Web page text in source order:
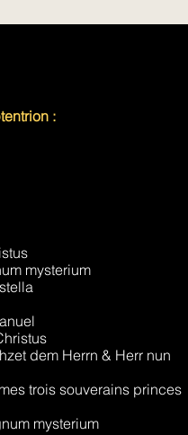
:
mysterium
dem Herrn & Herr nun
trois souverains princes
mysterium